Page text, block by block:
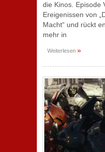
die Kinos. Episode
Ereigenissen von
Macht“ und rückt
mehr in
Weiterlesen »